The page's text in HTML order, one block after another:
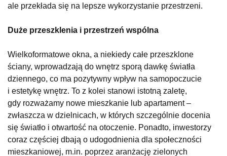
ale przekłada się na lepsze wykorzystanie przestrzeni.
Duże przeszklenia i przestrzeń wspólna
Wielkoformatowe okna, a niekiedy całe przeszklone
ściany, wprowadzają do wnętrz sporą dawkę światła
dziennego, co ma pozytywny wpływ na samopoczucie
i estetykę wnętrz. To z kolei stanowi istotną zaletę,
gdy rozważamy nowe mieszkanie lub apartament –
zwłaszcza w dzielnicach, w których szczególnie docenia
się światło i otwartość na otoczenie. Ponadto, inwestorzy
coraz częściej dbają o udogodnienia dla społeczności
mieszkaniowej, m.in. poprzez aranżację zielonych